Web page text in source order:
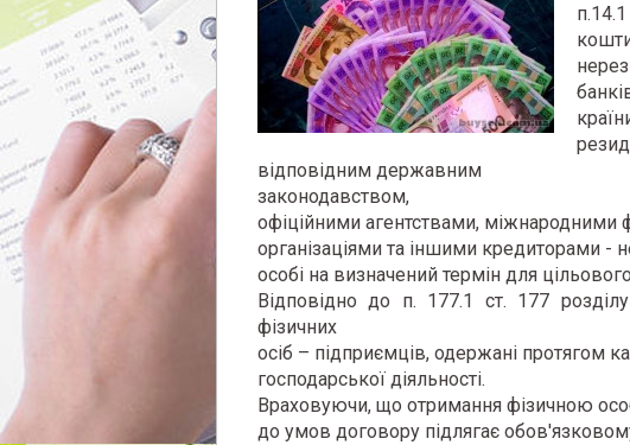
п.14.1
відповідним державним
законодавством,
офіційними агентствами, міжнародними
організаціями та іншими кредиторами -
особі на визначений термін для
Відповідно до п. 177.1 ст. 177
фізичних
осіб – підприємців, одержані протягом
господарської діяльності.
Враховуючи, що отримання фізичною
до умов договору підлягає